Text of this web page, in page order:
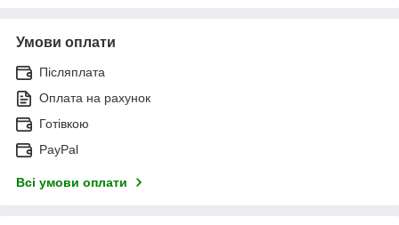
Умови оплати
Післяплата
Оплата на рахунок
Готівкою
PayPal
Всі умови оплати